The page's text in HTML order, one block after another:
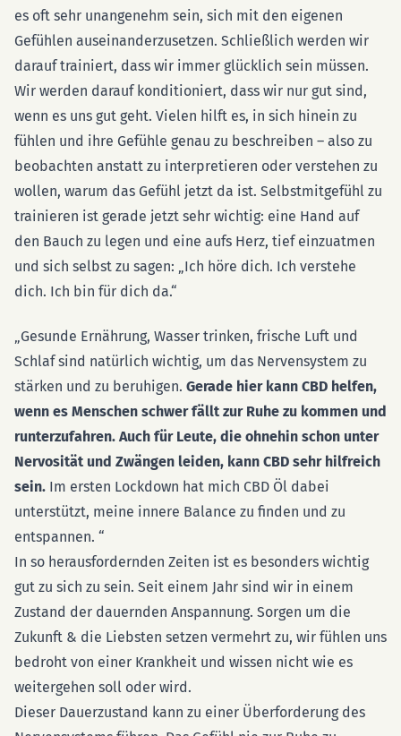
es oft sehr unangenehm sein, sich mit den eigenen
Gefühlen auseinanderzusetzen. Schließlich werden wir
darauf trainiert, dass wir immer glücklich sein müssen.
Wir werden darauf konditioniert, dass wir nur gut sind,
wenn es uns gut geht. Vielen hilft es, in sich hinein zu
fühlen und ihre Gefühle genau zu beschreiben – also zu
beobachten anstatt zu interpretieren oder verstehen zu
wollen, warum das Gefühl jetzt da ist. Selbstmitgefühl zu
trainieren ist gerade jetzt sehr wichtig: eine Hand auf
den Bauch zu legen und eine aufs Herz, tief einzuatmen
und sich selbst zu sagen: „Ich höre dich. Ich verstehe
dich. Ich bin für dich da.“
„Gesunde Ernährung, Wasser trinken, frische Luft und
Schlaf sind natürlich wichtig, um das Nervensystem zu
stärken und zu beruhigen. Gerade hier kann CBD helfen,
wenn es Menschen schwer fällt zur Ruhe zu kommen und
runterzufahren. Auch für Leute, die ohnehin schon unter
Nervosität und Zwängen leiden, kann CBD sehr hilfreich
sein. Im ersten Lockdown hat mich CBD Öl dabei
unterstützt, meine innere Balance zu finden und zu
entspannen. “
In so herausfordernden Zeiten ist es besonders wichtig
gut zu sich zu sein. Seit einem Jahr sind wir in einem
Zustand der dauernden Anspannung. Sorgen um die
Zukunft & die Liebsten setzen vermehrt zu, wir fühlen uns
bedroht von einer Krankheit und wissen nicht wie es
weitergehen soll oder wird.
Dieser Dauerzustand kann zu einer Überforderung des